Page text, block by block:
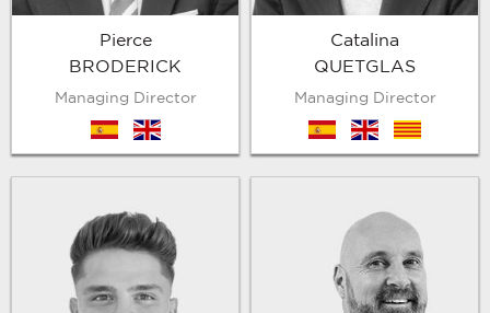
Pierce
BRODERICK
Managing Director
es en
Catalina
QUETGLAS
Managing Director
es en cat